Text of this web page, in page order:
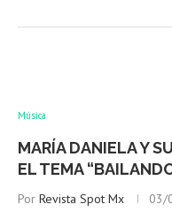
Música
MARÍA DANIELA Y
EL TEMA
Por Revista Spot Mx 03/